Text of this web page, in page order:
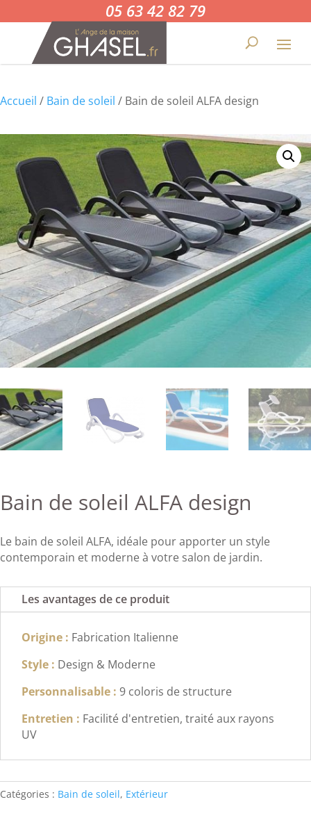
05 63 42 82 79
Accueil / Bain de soleil / Bain de soleil ALFA design
Bain de soleil ALFA design
Le bain de soleil ALFA, idéale pour apporter un style
contemporain et moderne à votre salon de jardin.
Les avantages de ce produit
Origine : Fabrication Italienne
Style : Design & Moderne
Personnalisable : 9 coloris de structure
Entretien : Facilité d'entretien, traité aux rayons
UV
Catégories : Bain de soleil, Extérieur